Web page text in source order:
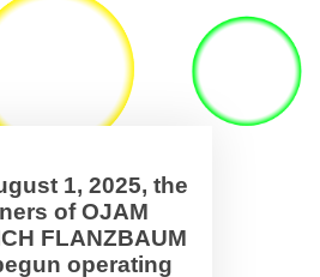
1, 2025, the
of OJAM
FLANZBAUM
operating